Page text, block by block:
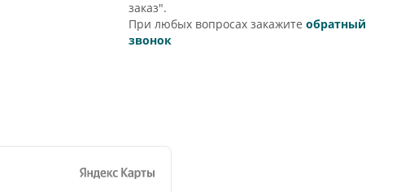
заказ".
При любых вопросах закажитеобратный
звонок